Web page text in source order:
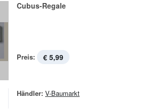
Cubus-Regale
Preis: € 5,99
Händler: V-Baumarkt